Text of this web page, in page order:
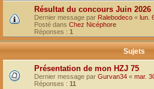
Résultat du concours Juin 2026
Dernier message par Ralebodeco « lun.
Posté dans Chez Nicéphore
Réponses : 1
Sujets
Présentation de mon HZJ 75
Dernier message par Gurvan34 « mar.
Réponses : 11